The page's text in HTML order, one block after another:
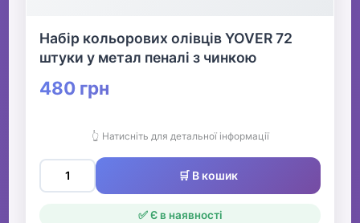
Набір кольорових олівців YOVER 72
штуки у метал пеналі з чинкою
480 грн
👆 Натисніть для детальної інформації
🛒 В кошик
✅ Є в наявності